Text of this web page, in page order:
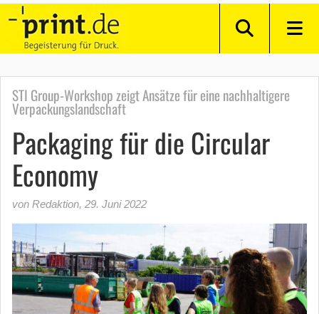
STI Group-Workshop zeigt Ansätze für eine nachhaltigere
Verpackungslandschaft
Packaging für die Circular
Economy
von Redaktion, 29. Juni 2022